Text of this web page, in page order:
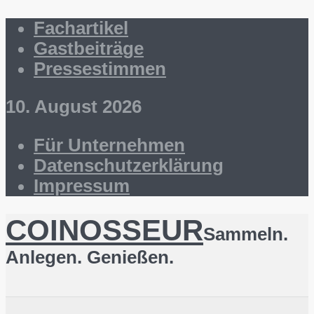
Fachartikel
Gastbeiträge
Pressestimmen
10. August 2026
Für Unternehmen
Datenschutzerklärung
Impressum
COINOSSEURSammeln.
Anlegen. Genießen.